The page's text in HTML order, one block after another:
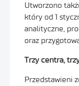
Utworzono
który od 1
analityczne,
oraz
Trzy centra,
Przedstawieni